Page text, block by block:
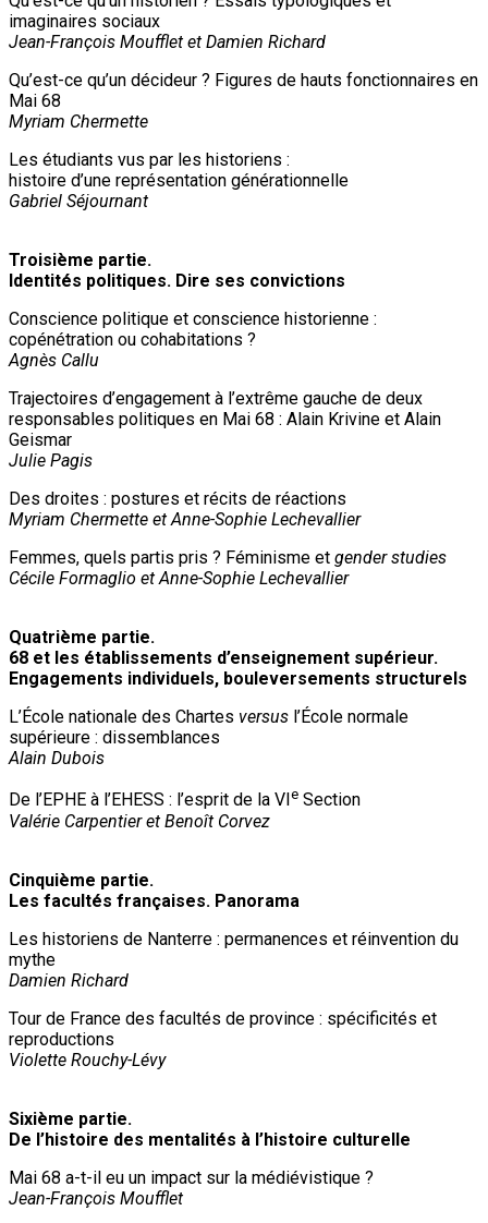
imaginaires sociaux
Jean-François Moufflet et Damien Richard
Qu’est-ce qu’un décideur ? Figures de hauts fonctionnaires en
Mai 68
Myriam Chermette
Les étudiants vus par les historiens :
histoire d’une représentation générationnelle
Gabriel Séjournant
Troisième partie.
Identités politiques. Dire ses convictions
Conscience politique et conscience historienne :
copénétration ou cohabitations ?
Agnès Callu
Trajectoires d’engagement à l’extrême gauche de deux
responsables politiques en Mai 68 : Alain Krivine et Alain
Geismar
Julie Pagis
Des droites : postures et récits de réactions
Myriam Chermette et Anne-Sophie Lechevallier
Femmes, quels partis pris ? Féminisme et gender studies
Cécile Formaglio et Anne-Sophie Lechevallier
Quatrième partie.
68 et les établissements d’enseignement supérieur.
Engagements individuels, bouleversements structurels
L’École nationale des Chartes versus l’École normale
supérieure : dissemblances
Alain Dubois
De l’EPHE à l’EHESS : l’esprit de la VI e Section
Valérie Carpentier et Benoît Corvez
Cinquième partie.
Les facultés françaises. Panorama
Les historiens de Nanterre : permanences et réinvention du
mythe
Damien Richard
Tour de France des facultés de province : spécificités et
reproductions
Violette Rouchy-Lévy
Sixième partie.
De l’histoire des mentalités à l’histoire culturelle
Mai 68 a-t-il eu un impact sur la médiévistique ?
Jean-François Moufflet